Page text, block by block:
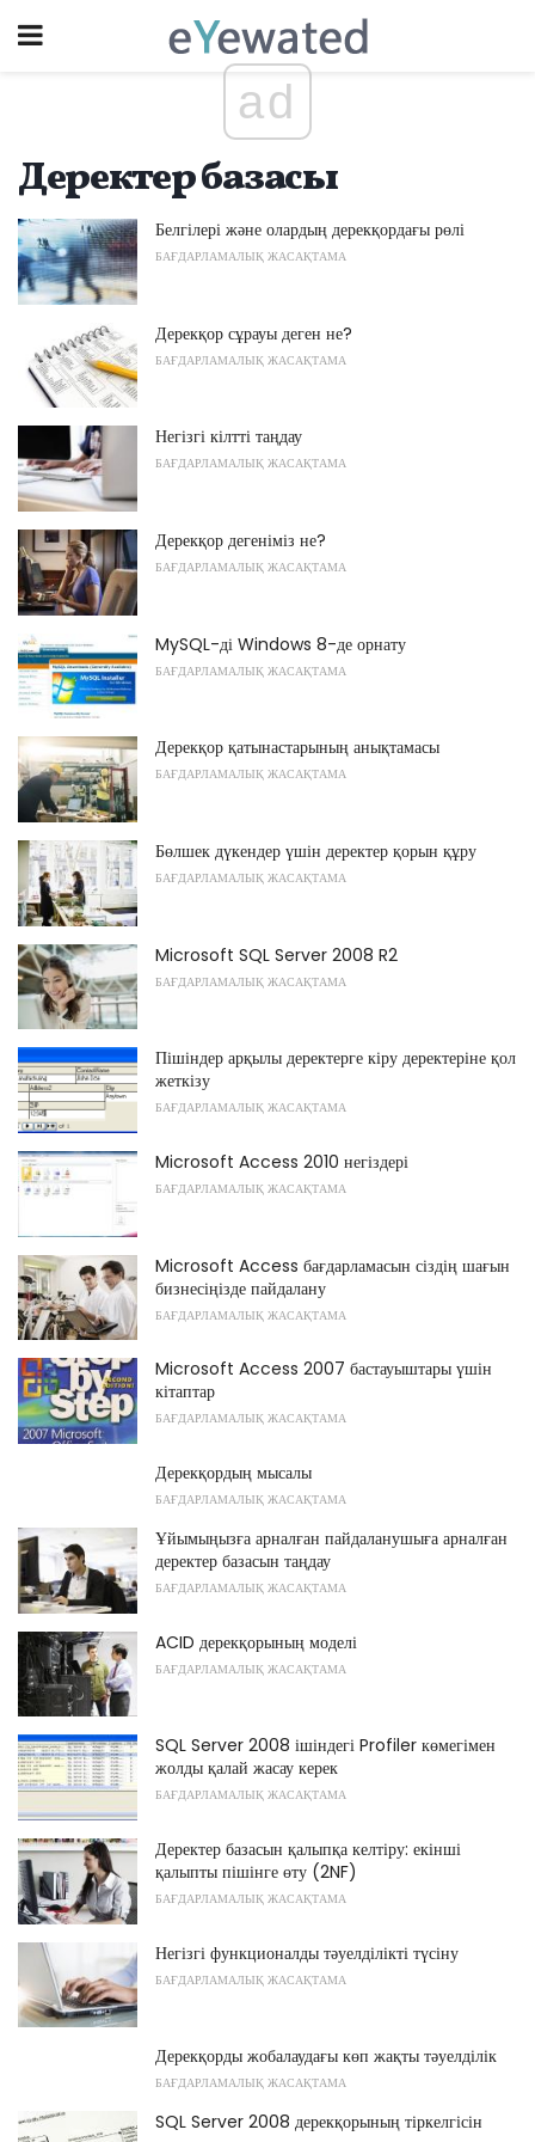
ad
Деректер базасы
Белгілері және олардың дерекқордағы рөлі
БАҒДАРЛАМАЛЫҚ ЖАСАҚТАМА
Дерекқор сұрауы деген не?
БАҒДАРЛАМАЛЫҚ ЖАСАҚТАМА
Негізгі кілтті таңдау
БАҒДАРЛАМАЛЫҚ ЖАСАҚТАМА
Дерекқор дегеніміз не?
БАҒДАРЛАМАЛЫҚ ЖАСАҚТАМА
MySQL-ді Windows 8-де орнату
БАҒДАРЛАМАЛЫҚ ЖАСАҚТАМА
Дерекқор қатынастарының анықтамасы
БАҒДАРЛАМАЛЫҚ ЖАСАҚТАМА
Бөлшек дүкендер үшін деректер қорын құру
БАҒДАРЛАМАЛЫҚ ЖАСАҚТАМА
Microsoft SQL Server 2008 R2
БАҒДАРЛАМАЛЫҚ ЖАСАҚТАМА
Пішіндер арқылы деректерге кіру деректеріне қол
жеткізу
БАҒДАРЛАМАЛЫҚ ЖАСАҚТАМА
Microsoft Access 2010 негіздері
БАҒДАРЛАМАЛЫҚ ЖАСАҚТАМА
Microsoft Access бағдарламасын сіздің шағын
бизнесіңізде пайдалану
БАҒДАРЛАМАЛЫҚ ЖАСАҚТАМА
Microsoft Access 2007 бастауыштары үшін
кітаптар
БАҒДАРЛАМАЛЫҚ ЖАСАҚТАМА
Дерекқордың мысалы
БАҒДАРЛАМАЛЫҚ ЖАСАҚТАМА
Ұйымыңызға арналған пайдаланушыға арналған
деректер базасын таңдау
БАҒДАРЛАМАЛЫҚ ЖАСАҚТАМА
ACID дерекқорының моделі
БАҒДАРЛАМАЛЫҚ ЖАСАҚТАМА
SQL Server 2008 ішіндегі Profiler көмегімен
жолды қалай жасау керек
БАҒДАРЛАМАЛЫҚ ЖАСАҚТАМА
Деректер базасын қалыпқа келтіру: екінші
қалыпты пішінге өту (2NF)
БАҒДАРЛАМАЛЫҚ ЖАСАҚТАМА
Негізгі функционалды тәуелділікті түсіну
БАҒДАРЛАМАЛЫҚ ЖАСАҚТАМА
Дерекқорды жобалаудағы көп жақты тәуелділік
БАҒДАРЛАМАЛЫҚ ЖАСАҚТАМА
SQL Server 2008 дерекқорының тіркелгісін